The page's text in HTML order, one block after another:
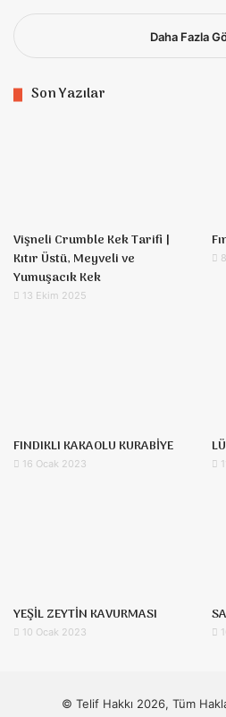
Daha Fazla
Son Yazılar
Vişneli Crumble Kek Tarifi |
Kıtır Üstü, Meyveli ve
Yumuşacık Kek
13 Ekim 2025
FINDIKLI KAKAOLU KURABİYE
16 Ocak 2023
YEŞİL ZEYTİN KAVURMASI
10 Ocak 2023
© Telif Hakkı 2026, Tüm